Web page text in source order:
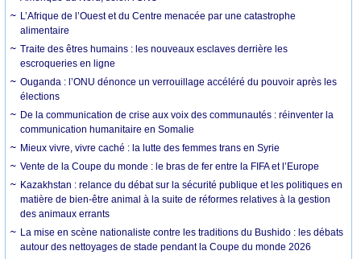
L’Afrique de l’Ouest et du Centre menacée par une catastrophe
alimentaire
Traite des êtres humains : les nouveaux esclaves derrière les
escroqueries en ligne
Ouganda : l’ONU dénonce un verrouillage accéléré du pouvoir après les
élections
De la communication de crise aux voix des communautés : réinventer la
communication humanitaire en Somalie
Mieux vivre, vivre caché : la lutte des femmes trans en Syrie
Vente de la Coupe du monde : le bras de fer entre la FIFA et l’Europe
Kazakhstan : relance du débat sur la sécurité publique et les politiques en
matière de bien-être animal à la suite de réformes relatives à la gestion
des animaux errants
La mise en scène nationaliste contre les traditions du Bushido : les débats
autour des nettoyages de stade pendant la Coupe du monde 2026